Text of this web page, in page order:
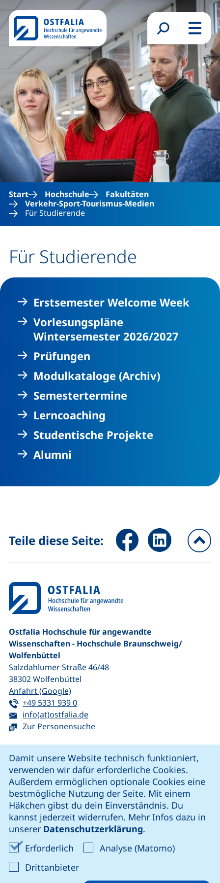
Direkt zum Inhalt
Damit unsere Website technisch funktioniert,
verwenden wir dafür erforderliche Cookies.
Außerdem ermöglichen optionale Cookies eine
bestmögliche Nutzung der Seite. Mit einem
Häkchen gibst du dein Einverständnis. Du
kannst jederzeit widerrufen. Mehr Infos dazu in
unserer Datenschutzerklärung.
Erforderlich Erforderliche Cookies akzeptieren
Analyse (Matomo)Analyse-
Drittanbieter: Cookies von Drittanbieter
Suchformular
Menü
Start Hochschule
Fakultäten
Verkehr-Sport-Tourismus-Medien
Für Studierende
Für Studierende
Erstsemester Welcome Week
Vorlesungspläne
Wintersemester 2026/2027
Prüfungen
Modulkataloge (Archiv)
Semestertermine
Lerncoaching
Studentische Projekte
Alumni
Teile diese Seite: Seite über Facebook teilen
Seite über
Ostfalia Hochschule für angewandte
Wissenschaften - Hochschule Braunschweig/​
Wolfenbüttel
Salzdahlumer Straße 46/48
38302Wolfenbüttel
Anfahrt (Google)(externer Link, öffnet neues Fenster)
Tel:
+49 5331 939 0(startet einen Telefonanruf, wenn Ihr
E-Mail:
info(at)ostfalia.de(öffnet Ihr E-Mail-Programm)
Zur Personensuche
unsere Facebook-Seite (externer Link, öffnet neues
unsere LinkedIn-Seite (externer Link, öffnet
unsere Instagram-Seite (externer Link,
unsere YouTube-Seite (externer
Cookie-Einstellungen
Impressum
Datenschutz
Erklärung zur Barrierefreiheit